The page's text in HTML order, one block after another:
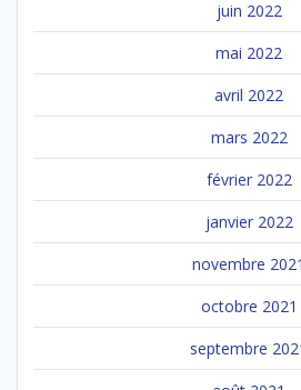
juin 2022
mai 2022
avril 2022
mars 2022
février 2022
janvier 2022
novembre 2021
octobre 2021
septembre